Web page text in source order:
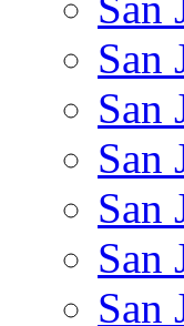
San
San
San
San
San
San